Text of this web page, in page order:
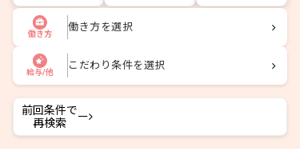
働き方
働き方を選択
給与/他
こだわり条件を選択
前回条件で
再検索
ー